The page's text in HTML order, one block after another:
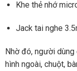
Khe thẻ nhớ
Jack tai nghe
Nhờ đó, người dùng
hình ngoài, chuột,